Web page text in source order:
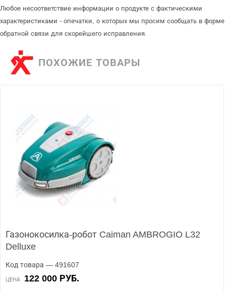
Любое несоответствие информации о продукте с фактическими
характеристиками - опечатки, о которых мы просим сообщать в форме
обратной связи для скорейшего исправления.
ПОХОЖИЕ ТОВАРЫ
Газонокосилка-робот Caiman AMBROGIO L32
Delluxe
Код товара — 491607
ЦЕНА 122 000 РУБ.